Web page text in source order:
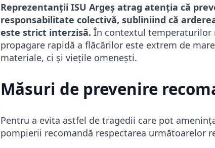
Reprezentanții ISU Argeș atrag atenția că
responsabilitate colectivă, subliniind că
este strict interzisă. În contextul temperaturilor
propagare rapidă a flăcărilor este extrem de
materiale, ci și viețile omenești.
Măsuri de prevenire
Pentru a evita astfel de tragedii care pot
pompierii recomandă respectarea următoarelor